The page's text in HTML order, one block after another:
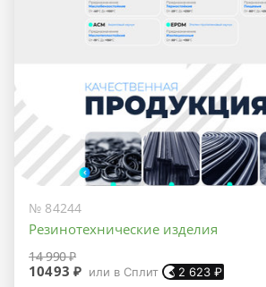
№ 84244
Резинотехнические изделия
14 990 ₽
10493 ₽ или в Сплит 2 623 ₽